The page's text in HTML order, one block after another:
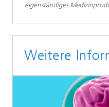
eigenständiges
Weitere